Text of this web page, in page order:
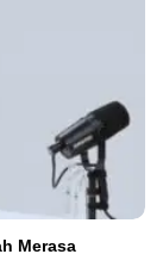
Merasa